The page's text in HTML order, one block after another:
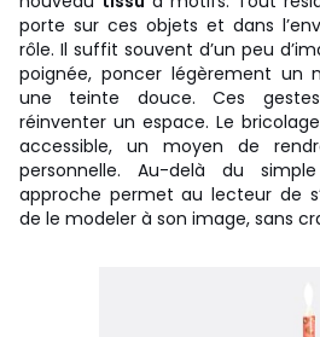
porte sur ces objets et dans
rôle. Il suffit souvent d’un peu
poignée, poncer légèrement un
une teinte douce. Ces
réinventer un espace. Le
accessible, un moyen de
personnelle. Au-delà du
approche permet au lecteur de
de le modeler à son image, sans